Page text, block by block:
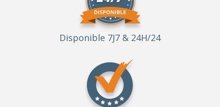
Disponible 7J7 & 24H/24